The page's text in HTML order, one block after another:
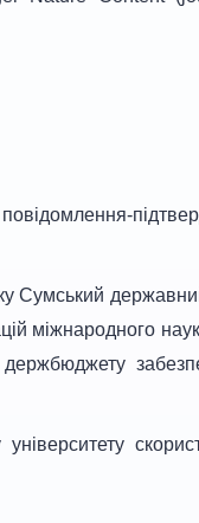
Сумський
міжнародного